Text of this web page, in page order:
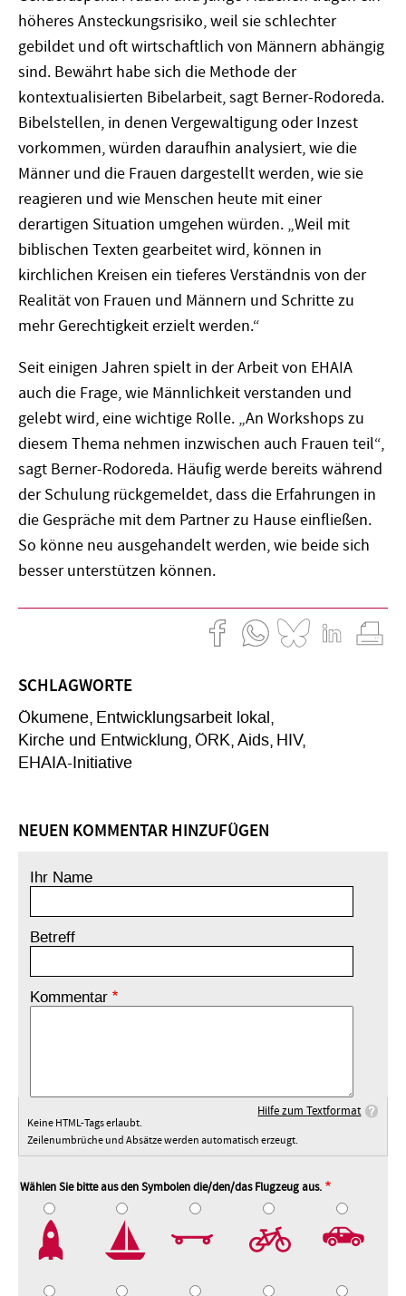
höheres Ansteckungsrisiko, weil sie schlechter
gebildet und oft wirtschaftlich von Männern abhängig
sind. Bewährt habe sich die Methode der
kontextualisierten Bibelarbeit, sagt Berner-Rodoreda.
Bibelstellen, in denen Vergewaltigung oder Inzest
vorkommen, würden daraufhin analysiert, wie die
Männer und die Frauen dargestellt werden, wie sie
reagieren und wie Menschen heute mit einer
derartigen Situation umgehen würden. „Weil mit
biblischen Texten gearbeitet wird, können in
kirchlichen Kreisen ein tieferes Verständnis von der
Realität von Frauen und Männern und Schritte zu
mehr Gerechtigkeit erzielt werden.“
Seit einigen Jahren spielt in der Arbeit von EHAIA
auch die Frage, wie Männlichkeit verstanden und
gelebt wird, eine wichtige Rolle. „An Workshops zu
diesem Thema nehmen inzwischen auch Frauen teil“,
sagt Berner-Rodoreda. Häufig werde bereits während
der Schulung rückgemeldet, dass die Erfahrungen in
die Gespräche mit dem Partner zu Hause einfließen.
So könne neu ausgehandelt werden, wie beide sich
besser unterstützen können.
SCHLAGWORTE
Ökumene Entwicklungsarbeit lokal
Kirche und Entwicklung ÖRK Aids HIV
EHAIA-Initiative
NEUEN KOMMENTAR HINZUFÜGEN
Ihr Name
Betreff
Kommentar
Hilfe zum Textformat
Keine HTML-Tags erlaubt.
Zeilenumbrüche und Absätze werden automatisch erzeugt.
Wählen Sie bitte aus den Symbolen die/den/das Flugzeug aus.